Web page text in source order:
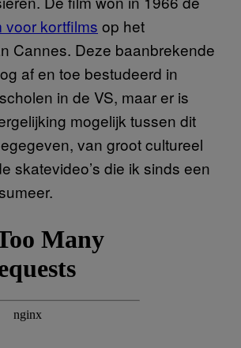
voor kortfilms op het
Cannes. Deze baanbrekende
af en toe bestudeerd in
in de VS, maar er is
mogelijk tussen dit
van groot cultureel
skatevideo’s die ik sinds een